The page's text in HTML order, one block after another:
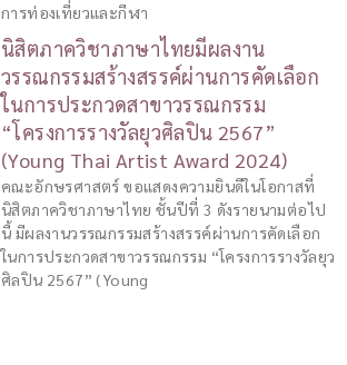
การท่องเที่ยวและกีฬา
นิสิตภาควิชาภาษาไทยมีผลงาน
วรรณกรรมสร้างสรรค์ผ่านการคัดเลือก
ในการประกวดสาขาวรรณกรรม
“โครงการรางวัลยุวศิลปิน 2567”
(Young Thai Artist Award 2024)
คณะอักษรศาสตร์ ขอแสดงความยินดีในโอกาสที่
นิสิตภาควิชาภาษาไทย ชั้นปีที่ 3 ดังรายนามต่อไป
นี้ มีผลงานวรรณกรรมสร้างสรรค์ผ่านการคัดเลือก
ในการประกวดสาขาวรรณกรรม “โครงการรางวัลยุว
ศิลปิน 2567” (Young